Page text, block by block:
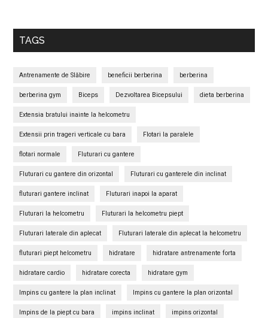
TAGS
Antrenamente de Slăbire beneficii berberina berberina
berberina gym Biceps Dezvoltarea Bicepsului dieta berberina
Extensia bratului inainte la helcometru
Extensii prin trageri verticale cu bara Flotari la paralele
flotari normale Fluturari cu gantere
Fluturari cu gantere din orizontal Fluturari cu ganterele din inclinat
fluturari gantere inclinat Fluturari inapoi la aparat
Fluturari la helcometru Fluturari la helcometru piept
Fluturari laterale din aplecat Fluturari laterale din aplecat la helcometru
fluturari piept helcometru hidratare hidratare antrenamente forta
hidratare cardio hidratare corecta hidratare gym
Impins cu gantere la plan inclinat Impins cu gantere la plan orizontal
Impins de la piept cu bara impins inclinat impins orizontal